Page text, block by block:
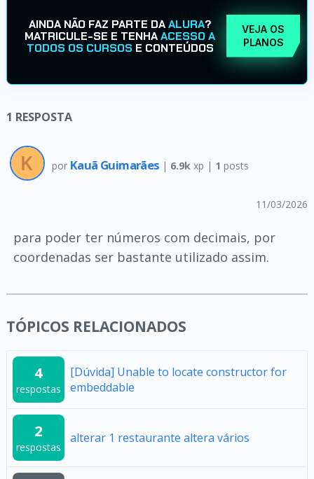
AINDA NÃO FAZ PARTE DAALURA?
MATRICULE-SE E TENHAACESSO A
TODOS OS CURSOS E CONTEÚDOS
VEJA OS
PLANOS
1 RESPOSTA
por Kauã Guimarães | 6.9k xp | 1 posts
11/03/2026
para poder ter números com decimais, por
coordenadas ser bastante utilizado assim.
TÓPICOS RELACIONADOS
4
respostas
[Dúvida] Unable to locate constructor for
embeddable
2
respostas
alterar 1 restaurante altera vários